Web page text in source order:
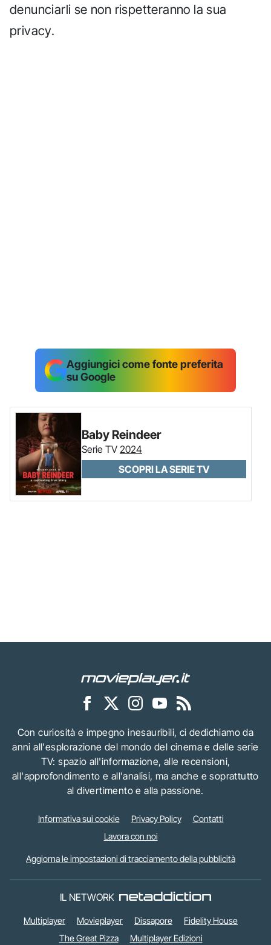
denunciarli se non rispetteranno la sua
privacy.
Aggiungici come fonte preferita
su Google
Baby Reindeer
Serie TV 2024
SCOPRI LA SERIE TV
Con curiosità e impegno inesauribili, ci dedichiamo da
anni all'esplorazione del mondo del cinema e delle serie
TV: spazio all'informazione, alle recensioni,
all'approfondimento e all'analisi, ma anche e soprattutto
al divertimento e alla passione.
Informativa sui cookie Privacy Policy
Contatti
Lavora con noi
Aggiorna le impostazioni di tracciamento della pubblicità
IL NETWORK
Multiplayer Movieplayer Dissapore
Fidelity House
The Great Pizza
Multiplayer Edizioni